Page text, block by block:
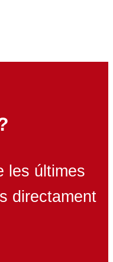
les últimes
directament